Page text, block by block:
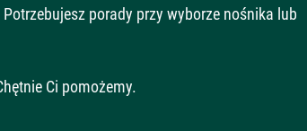
porady przy wyborze nośnika lub
Ci pomożemy.